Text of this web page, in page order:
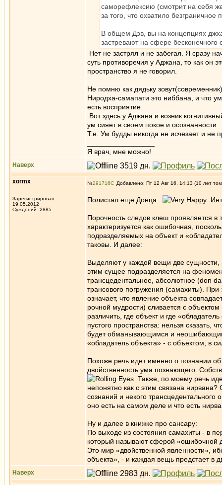
саморефлексию (смотрит на себя
за того, что охватило безграничное
В общем Дэв, вы на концепциях
застревают на сфере бесконечного
Нет не застрял и не забегал. Я сразу
суть противоречия у Аджана, то как он
пространство я не говорил.
Не помню как дядьку
Ниродха-самапати это ниббана, и что
есть восприятие.
Вот здесь у Аджана и возник
ум сияет в своем покое и осознанности.
Т.е. Ум будды никогда не исчезает и не
Я врач, мне можно!
Наверх
xormx
Зарегистрирован:
19.05.2012
Суждений: 2885
№291716 Добавлено: Пт 12 Авг 16, 14:13 (10 лет
Полистал еще Донца.
Порочность следов клеш проявляется
характеризует­ся как ошибочная,
подразделяемых на объект и
та­ковы. И далее:
Выделяют у каж­дой вещи две сущности,
этим сущее подразделяется на
трансцедентальное, абсолютное (don
трансового погруже­ния (самахиты). При
означает, что явление объекта
рочной мудрости) сливается с
различить, где объект и где
пустого пространства: нельзя сказать,
будет обманывающимся и
«обладатель объекта» - с объектом, в
Похоже речь идет именно о познании
двойственность ума познающего.
Также, по моему речь
непонятно как с этим связана
сознаний и некого трансцедентального
оно есть на самом деле и что есть
Ну и далее в книжке про сансару:
По выходе из состояния самахиты - в
который называют сфе­рой «ошибочной
Это мир «двойственной явленности»,
объекта», - и каждая вещь предстает в
Наверх